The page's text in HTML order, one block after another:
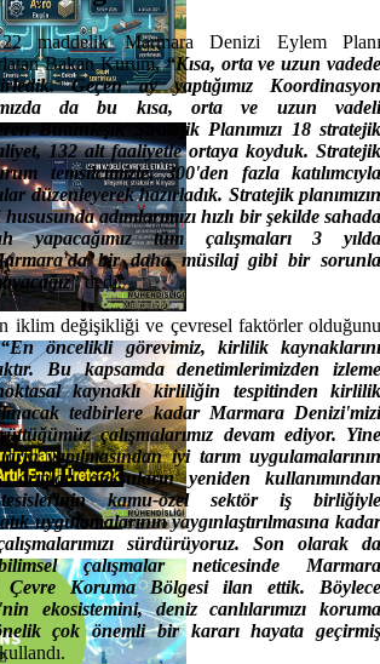
maddelik Marmara Denizi Eylem
Bakan Kurum,“Kısa, orta ve uzun
Geçen ay yaptığımız
da bu kısa, orta ve uzun
Bütünleşik Stratejik Planımızı 18
132 alt faaliyetle ortaya koyduk.
temsilcimizle, 300'den fazla
düzenleyerek hazırladık. Stratejik
adımlarımızı hızlı bir şekilde
yapacağımız tüm çalışmaları 3
bir daha müsilaj gibi bir
dedi.
iklim değişikliği ve çevresel faktörler
“En öncelikli görevimiz, kirlilik
Bu kapsamda denetimlerimizden
kaynaklı kirliliğin tespitinden
tedbirlere kadar Marmara
çalışmalarımız devam ediyor.
yapılmasından iyi tarım
arıtılan atıksuların yeniden
kamu-özel sektör iş
uygulamalarının yaygınlaştırılmasına
sürdürüyoruz. Son olarak
çalışmalar neticesinde
Çevre Koruma Bölgesi ilan ettik.
ekosistemini, deniz canlılarımızı
çok önemli bir kararı hayata